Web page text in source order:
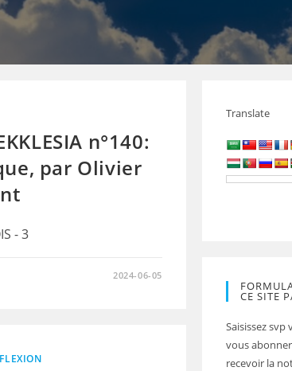
n°140:
par Olivier
- 3
2024-06-05
Translate
CE SITE
Saisissez
vous
recevoir la